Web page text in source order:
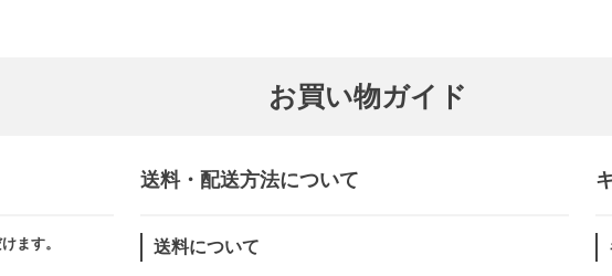
お買い物ガイド
ます。​​
送料・配送方法について​
送料について